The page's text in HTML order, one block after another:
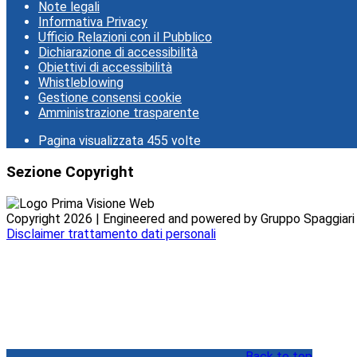
Note legali
Informativa Privacy
Ufficio Relazioni con il Pubblico
Dichiarazione di accessibilità
Obiettivi di accessibilità
Whistleblowing
Gestione consensi cookie
Amministrazione trasparente
Pagina visualizzata 455 volte
Sezione Copyright
Copyright 2026 | Engineered and powered by Gruppo
Disclaimer trattamento dati personali